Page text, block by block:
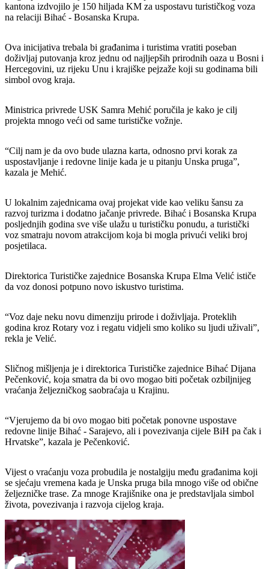
kantona izdvojilo je 150 hiljada KM za uspostavu turističkog voza
na relaciji Bihać - Bosanska Krupa.
Ova inicijativa trebala bi građanima i turistima vratiti poseban
doživljaj putovanja kroz jednu od najljepših prirodnih oaza u Bosni i
Hercegovini, uz rijeku Unu i krajiške pejzaže koji su godinama bili
simbol ovog kraja.
Ministrica privrede USK Samra Mehić poručila je kako je cilj
projekta mnogo veći od same turističke vožnje.
“Cilj nam je da ovo bude ulazna karta, odnosno prvi korak za
uspostavljanje i redovne linije kada je u pitanju Unska pruga”,
kazala je Mehić.
U lokalnim zajednicama ovaj projekat vide kao veliku šansu za
razvoj turizma i dodatno jačanje privrede. Bihać i Bosanska Krupa
posljednjih godina sve više ulažu u turističku ponudu, a turistički
voz smatraju novom atrakcijom koja bi mogla privući veliki broj
posjetilaca.
Direktorica Turističke zajednice Bosanska Krupa Elma Velić ističe
da voz donosi potpuno novo iskustvo turistima.
“Voz daje neku novu dimenziju prirode i doživljaja. Proteklih
godina kroz Rotary voz i regatu vidjeli smo koliko su ljudi uživali”,
rekla je Velić.
Sličnog mišljenja je i direktorica Turističke zajednice Bihać Dijana
Pečenković, koja smatra da bi ovo mogao biti početak ozbiljnijeg
vraćanja željezničkog saobraćaja u Krajinu.
“Vjerujemo da bi ovo mogao biti početak ponovne uspostave
redovne linije Bihać - Sarajevo, ali i povezivanja cijele BiH pa čak i
Hrvatske”, kazala je Pečenković.
Vijest o vraćanju voza probudila je nostalgiju među građanima koji
se sjećaju vremena kada je Unska pruga bila mnogo više od obične
željezničke trase. Za mnoge Krajišnike ona je predstavljala simbol
života, povezivanja i razvoja cijelog kraja.